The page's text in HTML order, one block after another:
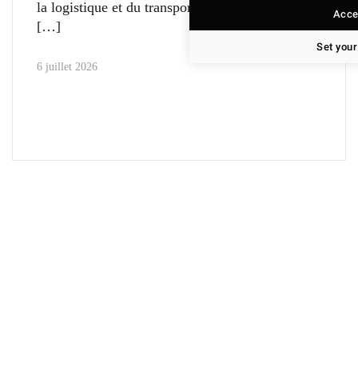
la logistique et du transport de marchandises,
6 juillet 2026
Set